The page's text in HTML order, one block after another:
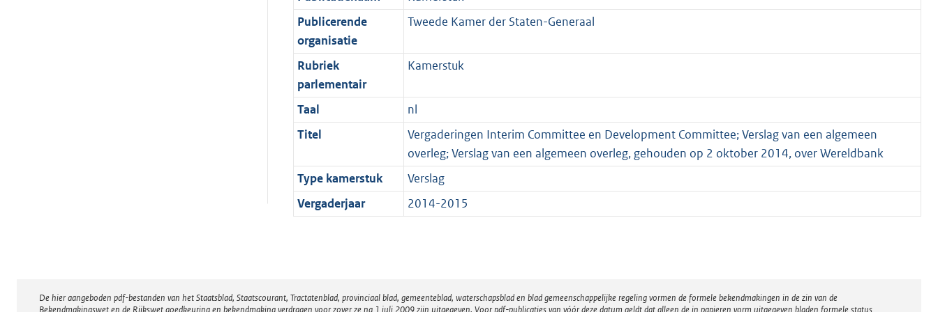
Publicerende
organisatie
Tweede Kamer der Staten-Generaal
Rubriek
parlementair
Kamerstuk
Taal
nl
Titel
Vergaderingen Interim Committee en Development Committee; Verslag van een algemeen
overleg; Verslag van een algemeen overleg, gehouden op 2 oktober 2014, over Wereldbank
Type kamerstuk
Verslag
Vergaderjaar
2014-2015
Disclaimer
De hier aangeboden pdf-bestanden van het Staatsblad, Staatscourant, Tractatenblad, provinciaal blad, gemeenteblad, waterschapsblad en blad gemeenschappelijke regeling vormen de formele bekendmakingen in de zin van de
Bekendmakingswet en de Rijkswet goedkeuring en bekendmaking verdragen voor zover ze na 1 juli 2009 zijn uitgegeven. Voor pdf-publicaties van vóór deze datum geldt dat alleen de in papieren vorm uitgegeven bladen formele status